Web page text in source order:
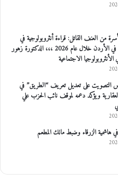
من العنف القاتل: قراءة أنثروبولوجية في
وقائع مرصودة في الأردن خلال عام 2026 ،،، الدكتورة زهور
الاجتماعية
التصويت على تعديل تعريف “الطريق” في
ويؤكد دعمه لموقف نائب الحزب علي
الزرقاء وضبط مالك المطعم